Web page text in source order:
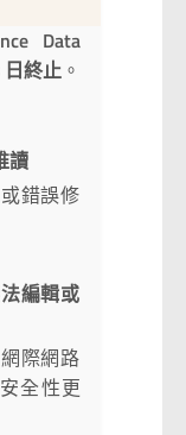
Data
終止 。
讀
錯誤修
編輯或
際網路
全性更